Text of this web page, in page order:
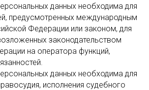
данных необходима для
предусмотренных международным
Федерации или законом, для
законодательством
на оператора функций,
данных необходима для
исполнения судебного